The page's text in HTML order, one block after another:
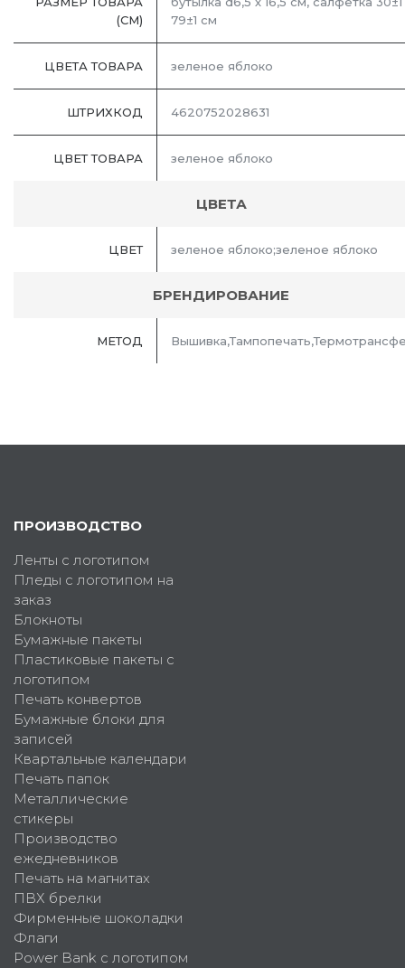
(СМ)
79±1 см
ЦВЕТА ТОВАРА зеленое яблоко
ШТРИХКОД 4620752028631
ЦВЕТ ТОВАРА зеленое яблоко
ЦВЕТА
ЦВЕТ зеленое яблоко;зеленое яблоко
БРЕНДИРОВАНИЕ
МЕТОД
ПРОИЗВОДСТВО
Ленты с логотипом
Пледы с логотипом на
заказ
Блокноты
Бумажные пакеты
Пластиковые пакеты с
логотипом
Печать конвертов
Бумажные блоки для
записей
Квартальные календари
Печать папок
Металлические
стикеры
Производство
ежедневников
Печать на магнитах
ПВХ брелки
Фирменные шоколадки
Флаги
Power Bank с логотипом